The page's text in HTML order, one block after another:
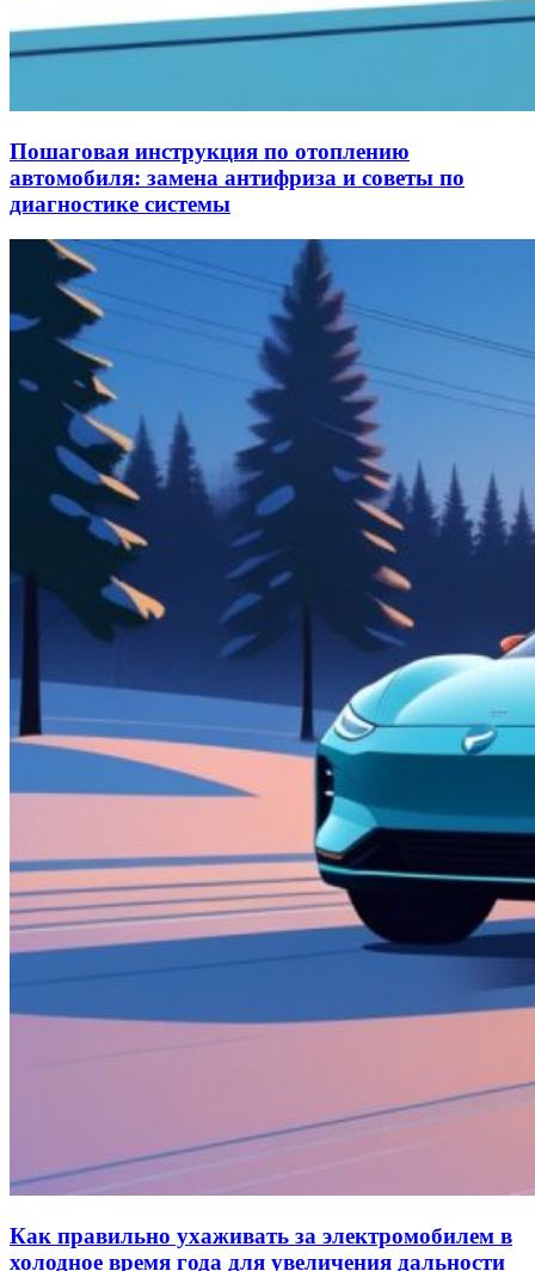
Пошаговая инструкция по отоплению
автомобиля: замена антифриза и советы по
диагностике системы
Как правильно ухаживать за электромобилем в
холодное время года для увеличения дальности